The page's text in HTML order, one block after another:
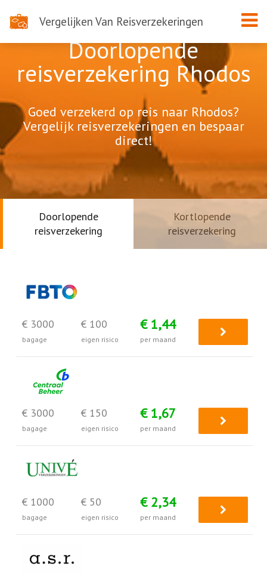
Vergelijken Van Reisverzekeringen
Doorlopende
reisverzekering Rhodos
Goed verzekerd op reis naar Rhodos?
Vergelijk reisverzekeringen en bespaar
direct!
Doorlopende
reisverzekering
Kortlopende
reisverzekering
€ 3000
bagage
€ 100
eigen risico
€ 1,44
per maand
€ 3000
bagage
€ 150
eigen risico
€ 1,67
per maand
€ 1000
bagage
€ 50
eigen risico
€ 2,34
per maand